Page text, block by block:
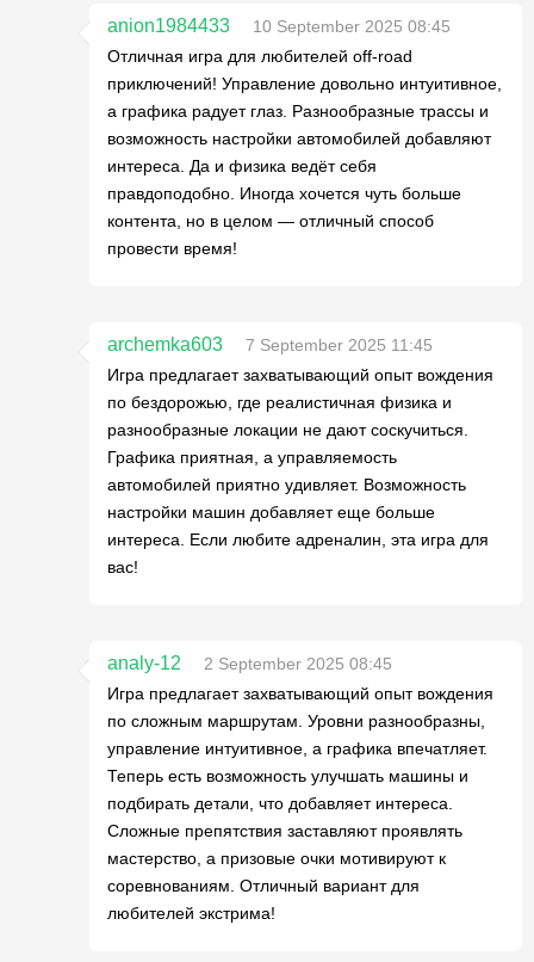
anion1984433
10 September 2025 08:45
Отличная игра для любителей off-road
приключений! Управление довольно интуитивное,
а графика радует глаз. Разнообразные трассы и
возможность настройки автомобилей добавляют
интереса. Да и физика ведёт себя
правдоподобно. Иногда хочется чуть больше
контента, но в целом — отличный способ
провести время!
archemka603
7 September 2025 11:45
Игра предлагает захватывающий опыт вождения
по бездорожью, где реалистичная физика и
разнообразные локации не дают соскучиться.
Графика приятная, а управляемость
автомобилей приятно удивляет. Возможность
настройки машин добавляет еще больше
интереса. Если любите адреналин, эта игра для
вас!
analy-12
2 September 2025 08:45
Игра предлагает захватывающий опыт вождения
по сложным маршрутам. Уровни разнообразны,
управление интуитивное, а графика впечатляет.
Теперь есть возможность улучшать машины и
подбирать детали, что добавляет интереса.
Сложные препятствия заставляют проявлять
мастерство, а призовые очки мотивируют к
соревнованиям. Отличный вариант для
любителей экстрима!